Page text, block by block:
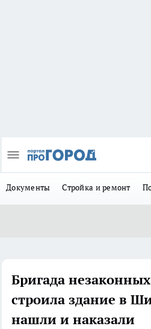
Документы Стройка и ремонт
Бригада
строила здание в
нашли и наказали